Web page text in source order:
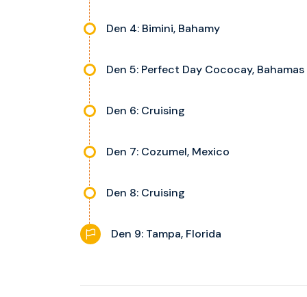
Den 4: Bimini, Bahamy
Den 5: Perfect Day Cococay, Bahamas
Den 6: Cruising
Den 7: Cozumel, Mexico
Den 8: Cruising
Den 9: Tampa, Florida